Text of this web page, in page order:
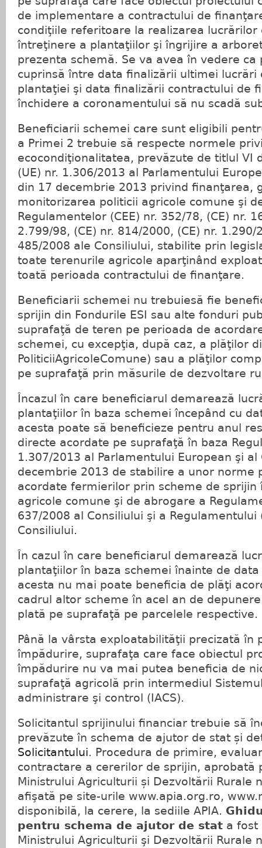
de implementare a contractului de
condiţiile referitoare la realizarea lucrărilor
întreţinere a plantaţiilor şi îngrijire a
prezenta schemă. Se va avea în vedere
cuprinsă între data finalizării ultimei lucrări
plantaţiei şi data finalizării contractului de
închidere a coronamentului să nu scadă
Beneficiarii schemei care sunt eligibili
a Primei 2 trebuie să respecte normele
ecocondiţionalitatea, prevăzute de titlul VI
(UE) nr. 1.306/2013 al Parlamentului
din 17 decembrie 2013 privind finanţarea,
monitorizarea politicii agricole comune şi
Regulamentelor (CEE) nr. 352/78, (CE) nr.
2.799/98, (CE) nr. 814/2000, (CE) nr. 1.290/
485/2008 ale Consiliului, stabilite prin
toate terenurile agricole aparţinând
toată perioada contractului de finanţare.
Beneficiarii schemei nu trebuiesă fie
sprijin din Fondurile ESI sau alte fonduri
suprafaţă de teren pe perioada de
schemei, cu excepţia, după caz, a plăţilor
PoliticiiAgricoleComune) sau a plăţilor
pe suprafaţă prin măsurile de dezvoltare
Încazul în care beneficiarul demarează
plantaţiilor în baza schemei începând cu
acesta poate să beneficieze pentru anul
directe acordate pe suprafaţă în baza
1.307/2013 al Parlamentului European şi al
decembrie 2013 de stabilire a unor norme
acordate fermierilor prin scheme de sprijin
agricole comune şi de abrogare a
637/2008 al Consiliului şi a Regulamentului
Consiliului.
În cazul în care beneficiarul demarează
plantaţiilor în baza schemei înainte de
acesta nu mai poate beneficia de plăţi
cadrul altor scheme în acel an de
plată pe suprafaţă pe parcelele respective.
Până la vârsta exploatabilităţii precizată în
împădurire, suprafaţa care face obiectul
împădurire nu va mai putea beneficia de
suprafaţă agricolă prin intermediul
administrare şi control (IACS).
Solicitantul sprijinului financiar trebuie să
prevăzute în schema de ajutor de stat și
Solicitantului. Procedura de primire,
contractare a cererilor de sprijin, aprobată
Ministrului Agriculturii și Dezvoltării Rurale
afişată pe site-urile www.apia.org.ro,
disponibilă, la cerere, la sediile APIA.
pentru schema de ajutor de stat a fost
Ministrului Agriculturii şi Dezvoltării Rurale